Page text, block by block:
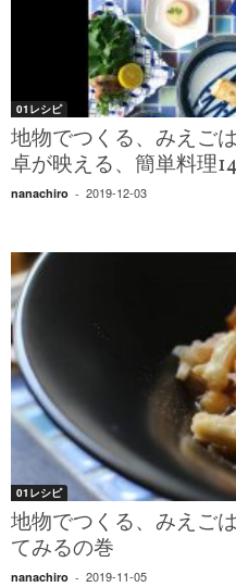
01レシピ
地物でつくる、みえご
卓が映える、簡単料理14
nanachiro - 2019-12-03
01レシピ
地物でつくる、みえご
てみるの巻
nanachiro - 2019-11-05